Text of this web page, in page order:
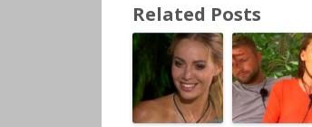
Related Posts